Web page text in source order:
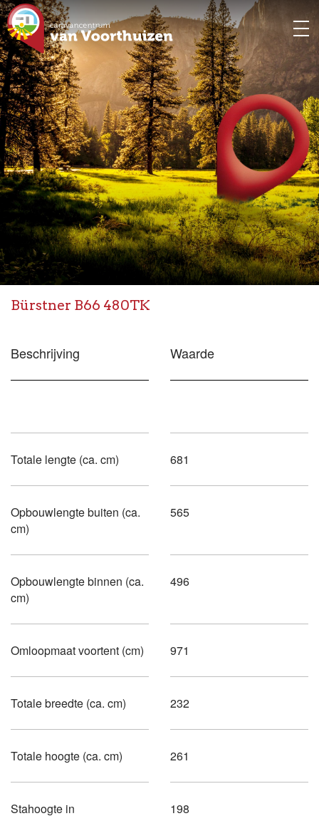
Bürstner B66 480TK
Beschrijving Waarde
Totale lengte (ca. cm) 681
Opbouwlengte buiten (ca.
cm)
565
Opbouwlengte binnen (ca.
cm)
496
Omloopmaat voortent (cm) 971
Totale breedte (ca. cm) 232
Totale hoogte (ca. cm) 261
Stahoogte in
198